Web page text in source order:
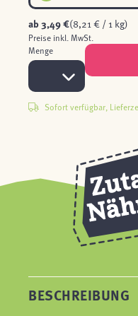
ab3,49 €(8,21 € / 1 kg)
Preise inkl. MwSt.
Menge
Sofort verfügbar,
BESCHREIBUNG